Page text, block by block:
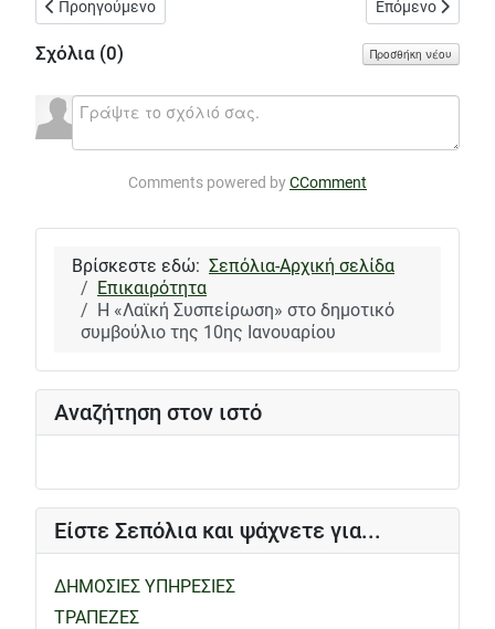
Αναζήτηση στον ιστό
Είστε Σεπόλια και ψάχνετε για...
ΔΗΜΟΣΙΕΣ ΥΠΗΡΕΣΙΕΣ
ΤΡΑΠΕΖΕΣ
Προηγούμενο άρθρο: Το πρόγραμμα τοπικών συνελεύσεων της
Προηγούμενο Επόμενο άρθρο:
Επόμενο
Σχόλια (0) Προσθήκη νέου
Comments powered byCComment
Βρίσκεστε εδώ: Σεπόλια-Αρχική σελίδα
Επικαιρότητα
Η «Λαϊκή Συσπείρωση» στο δημοτικό
συμβούλιο της 10ης Ιανουαρίου